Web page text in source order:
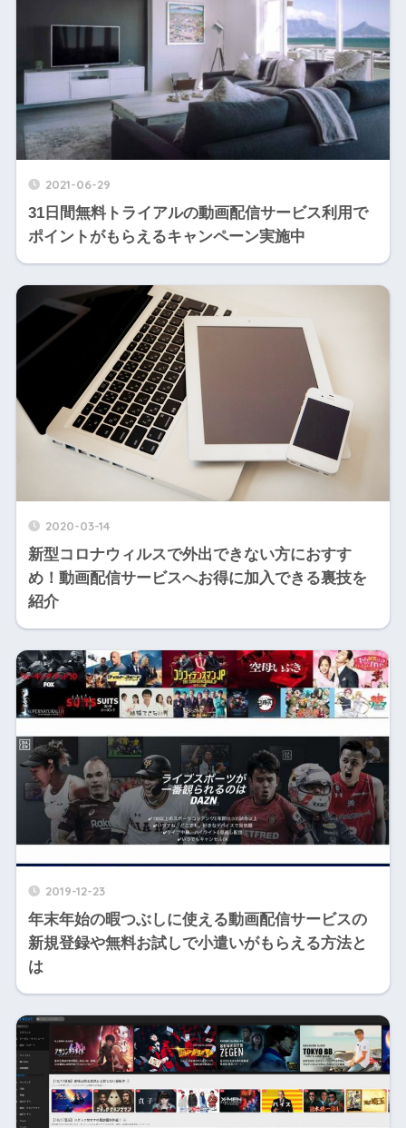
2021-06-29
31日間無料トライアルの動画配信サービス利用で
ポイントがもらえるキャンペーン実施中
2020-03-14
新型コロナウィルスで外出できない方におすす
め！動画配信サービスへお得に加入できる裏技を
紹介
2019-12-23
年末年始の暇つぶしに使える動画配信サービスの
新規登録や無料お試しで小遣いがもらえる方法と
は